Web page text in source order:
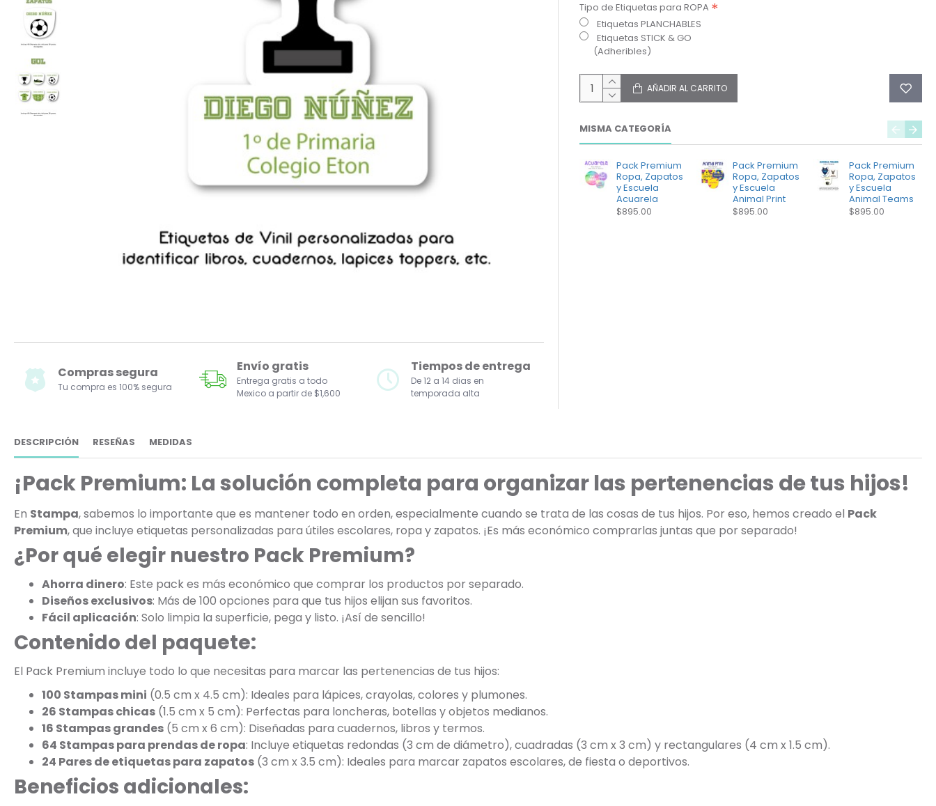
Compras segura
Tu compra es 100% segura
Envío gratis
Entrega gratis a todo
Mexico a partir de $1,600
Tiempos de entrega
De 12 a 14 dias en
temporada alta
Tipo de Etiquetas para ROPA
Etiquetas PLANCHABLES
Etiquetas STICK & GO
(Adheribles)
AÑADIR AL CARRITO
MISMA CATEGORÍA
Pack Premium
Ropa, Zapatos
y Escuela
Acuarela
$895.00
Pack Premium
Ropa, Zapatos
y Escuela
Animal Print
$895.00
Pack Premium
Ropa, Zapatos
y Escuela
Animal Teams
$895.00
DESCRIPCIÓN RESEÑAS MEDIDAS
¡Pack Premium: La solución completa para organizar las pertenencias de tus hijos!
En Stampa, sabemos lo importante que es mantener todo en orden, especialmente cuando se trata de las cosas de tus hijos. Por eso, hemos creado el Pack
Premium, que incluye etiquetas personalizadas para útiles escolares, ropa y zapatos. ¡Es más económico comprarlas juntas que por separado!
¿Por qué elegir nuestro Pack Premium?
Ahorra dinero: Este pack es más económico que comprar los productos por separado.
Diseños exclusivos: Más de 100 opciones para que tus hijos elijan sus favoritos.
Fácil aplicación: Solo limpia la superficie, pega y listo. ¡Así de sencillo!
Contenido del paquete:
El Pack Premium incluye todo lo que necesitas para marcar las pertenencias de tus hijos:
100 Stampas mini (0.5 cm x 4.5 cm): Ideales para lápices, crayolas, colores y plumones.
26 Stampas chicas (1.5 cm x 5 cm): Perfectas para loncheras, botellas y objetos medianos.
16 Stampas grandes (5 cm x 6 cm): Diseñadas para cuadernos, libros y termos.
64 Stampas para prendas de ropa: Incluye etiquetas redondas (3 cm de diámetro), cuadradas (3 cm x 3 cm) y rectangulares (4 cm x 1.5 cm).
24 Pares de etiquetas para zapatos (3 cm x 3.5 cm): Ideales para marcar zapatos escolares, de fiesta o deportivos.
Beneficios adicionales: